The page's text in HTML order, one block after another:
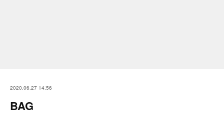
2020.06.27 14:56
BAG